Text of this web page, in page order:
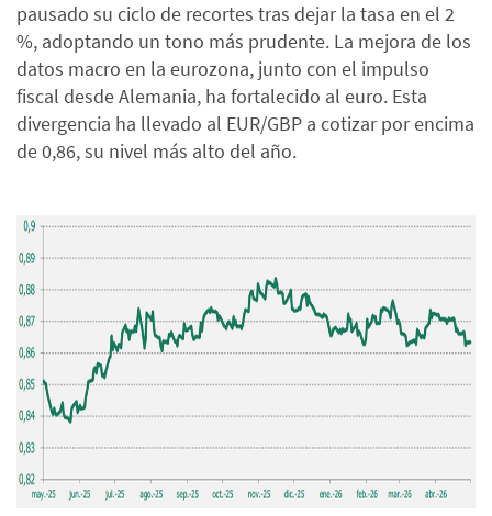
pausado su ciclo de recortes tras dejar la tasa en el 2
%, adoptando un tono más prudente. La mejora de los
datos macro en la eurozona, junto con el impulso
fiscal desde Alemania, ha fortalecido al euro. Esta
divergencia ha llevado al EUR/GBP a cotizar por encima
de 0,86, su nivel más alto del año.